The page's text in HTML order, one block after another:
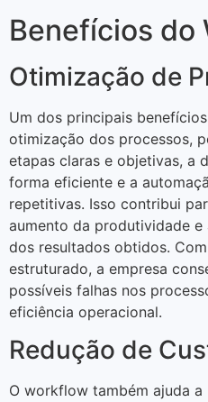
Benefícios do
Otimização de
Um dos principais
otimização dos processos,
etapas claras e objetivas, a
forma eficiente e a
repetitivas. Isso contribui
aumento da produtividade
dos resultados obtidos.
estruturado, a empresa
possíveis falhas nos
eficiência operacional.
Redução de
O workflow também ajuda